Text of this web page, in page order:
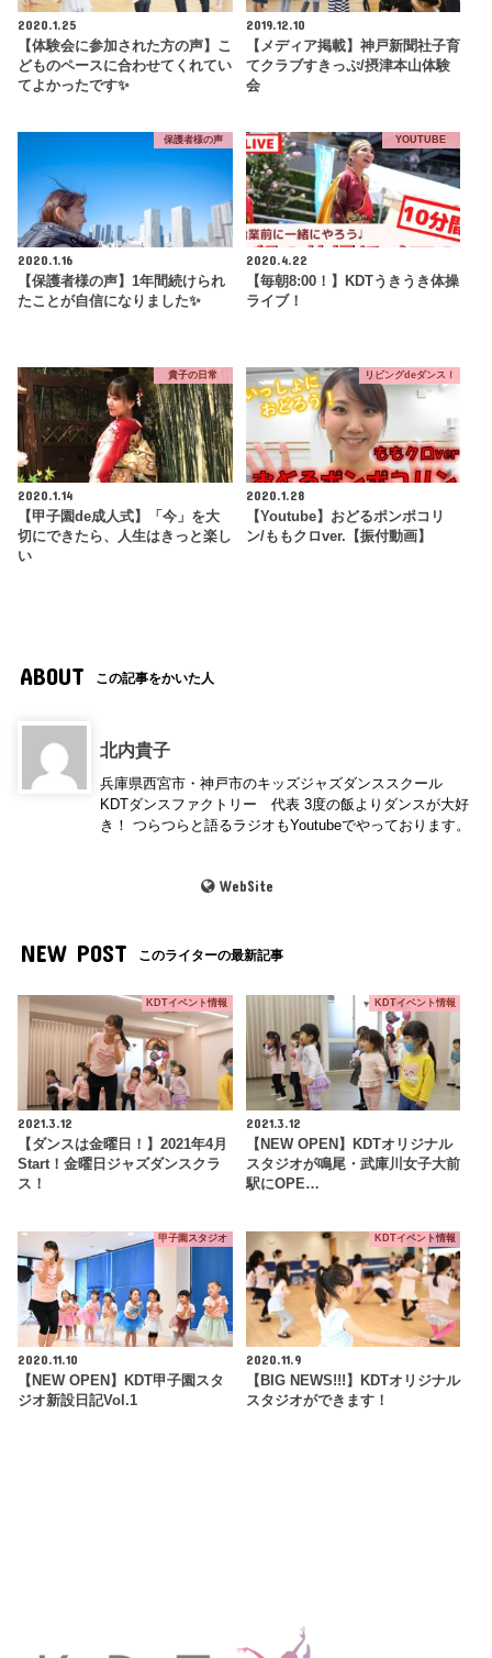
2020.1.25
【体験会に参加された方の声】こ
どものペースに合わせてくれてい
てよかったです✨
2019.12.10
【メディア掲載】神戸新聞社子育
てクラブすきっぷ/摂津本山体験
会
保護者様の声
2020.1.16
【保護者様の声】1年間続けられ
たことが自信になりました✨
YOUTUBE
2020.4.22
【毎朝8:00！】KDTうきうき体操
ライブ！
貴子の日常
2020.1.14
【甲子園de成人式】「今」を大
切にできたら、人生はきっと楽し
い
リビングdeダンス！
2020.1.28
【Youtube】おどるポンポコリ
ン/ももクロver.【振付動画】
ABOUT この記事をかいた人
北内貴子
兵庫県西宮市・神戸市のキッズジャズダンススクール
KDTダンスファクトリー 代表 3度の飯よりダンスが大好
き！ つらつらと語るラジオもYoutubeでやっております。
WebSite
NEW POST このライターの最新記事
KDTイベント情報
2021.3.12
【ダンスは金曜日！】2021年4月
Start！金曜日ジャズダンスクラ
ス！
KDTイベント情報
2021.3.12
【NEW OPEN】KDTオリジナル
スタジオが鳴尾・武庫川女子大前
駅にOPE…
甲子園スタジオ
2020.11.10
【NEW OPEN】KDT甲子園スタ
ジオ新設日記Vol.1
KDTイベント情報
2020.11.9
【BIG NEWS!!!】KDTオリジナル
スタジオができます！